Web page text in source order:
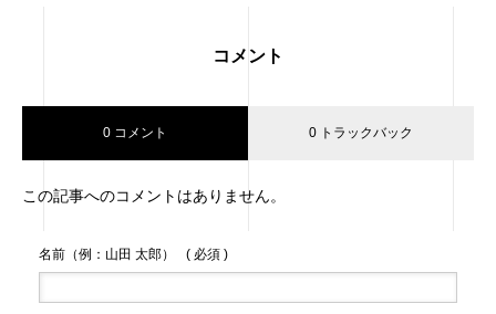
コメント
0 コメント 0 トラックバック
この記事へのコメントはありません。
名前（例：山田 太郎） ( 必須 )